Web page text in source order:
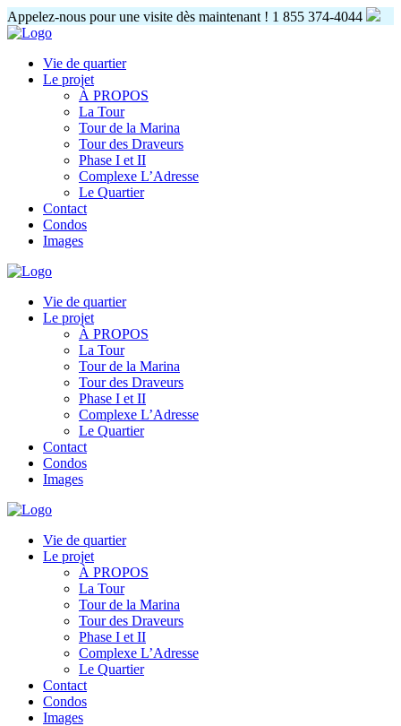
Appelez-nous pour une visite dès maintenant ! 1 855 374-4044
Vie de quartier
Le projet
À PROPOS
La Tour
Tour de la Marina
Tour des Draveurs
Phase I et II
Complexe L’Adresse
Le Quartier
Contact
Condos
Images
Vie de quartier
Le projet
À PROPOS
La Tour
Tour de la Marina
Tour des Draveurs
Phase I et II
Complexe L’Adresse
Le Quartier
Contact
Condos
Images
Vie de quartier
Le projet
À PROPOS
La Tour
Tour de la Marina
Tour des Draveurs
Phase I et II
Complexe L’Adresse
Le Quartier
Contact
Condos
Images